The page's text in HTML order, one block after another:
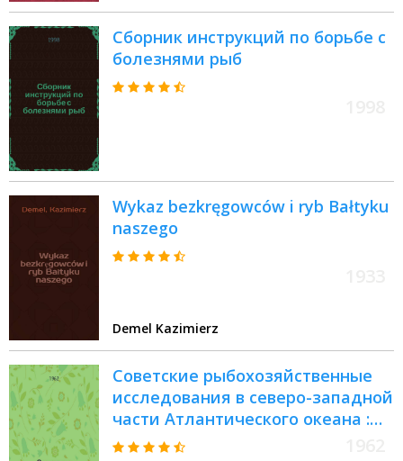
Сборник инструкций по борьбе с
болезнями рыб
Wykaz bezkręgowców i ryb Bałtyku
naszego
Demel Kazimierz
Советские рыбохозяйственные
исследования в северо-западной
части Атлантического океана :
Сборник статей